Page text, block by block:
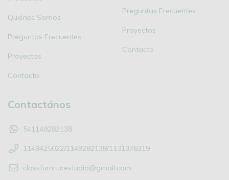
Quiénes Somos
Preguntas Frecuentes
Proyectos
Contacto
Preguntas Frecuentes
Proyectos
Contacto
Contactános
541149282138
1149425022/1149282138/1131376319
classfurniturestudio@gmail.com